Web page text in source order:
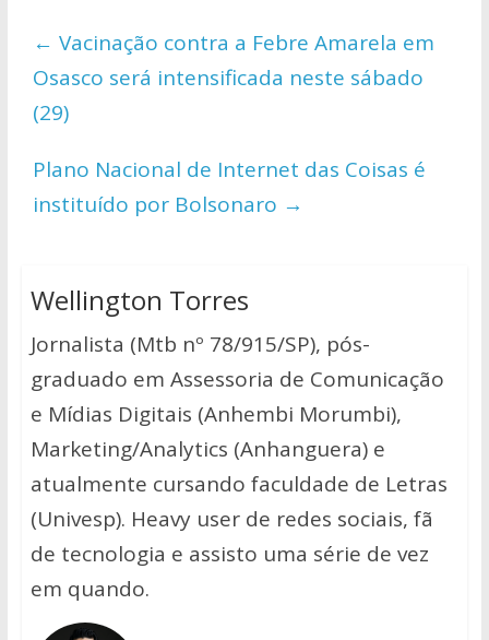
s
A
p
b
o
o
er y
Li
n
e
← Vacinação contra a Febre Amarela em
Osasco será intensificada neste sábado
(29)
Plano Nacional de Internet das Coisas é
instituído por Bolsonaro →
Wellington Torres
Jornalista (Mtb nº 78/915/SP), pós-
graduado em Assessoria de Comunicação
e Mídias Digitais (Anhembi Morumbi),
Marketing/Analytics (Anhanguera) e
atualmente cursando faculdade de Letras
(Univesp). Heavy user de redes sociais, fã
de tecnologia e assisto uma série de vez
em quando.